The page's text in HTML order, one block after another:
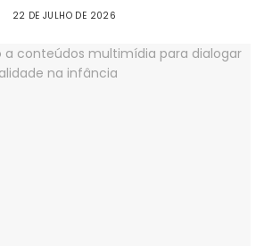
22 DE JULHO DE 2026